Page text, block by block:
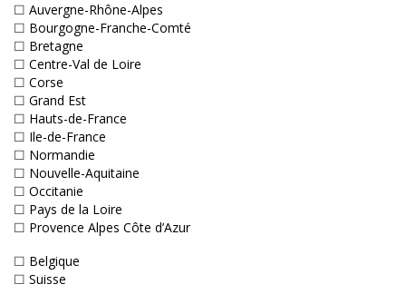
☐ Auvergne-Rhône-Alpes
☐ Bourgogne-Franche-Comté
☐ Bretagne
☐ Centre-Val de Loire
☐ Corse
☐ Grand Est
☐ Hauts-de-France
☐ Ile-de-France
☐ Normandie
☐ Nouvelle-Aquitaine
☐ Occitanie
☐ Pays de la Loire
☐ Provence Alpes Côte d’Azur
☐ Belgique
☐ Suisse